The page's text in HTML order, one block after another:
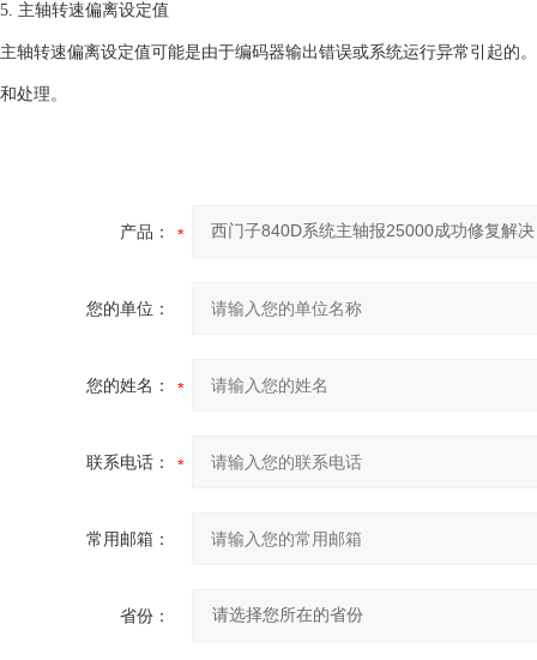
5. 主轴转速偏离设定值
主轴转速偏离设定值可能是由于编码器输出错误或系统运行异常引起的
和处理。
产品：
您的单位：
您的姓名：
联系电话：
常用邮箱：
省份：